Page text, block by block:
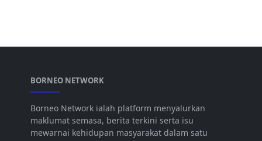
BORNEO NETWORK
Borneo Network ialah platform menyalurkan
maklumat semasa, berita terkini serta isu
mewarnai kehidupan masyarakat dalam satu